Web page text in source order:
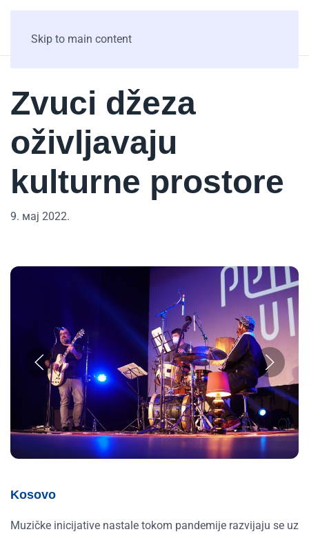
Skip to main content
Zvuci džeza
oživljavaju
kulturne prostore
9. мај 2022.
Kosovo
Muzičke inicijative nastale tokom pandemije razvijaju se uz